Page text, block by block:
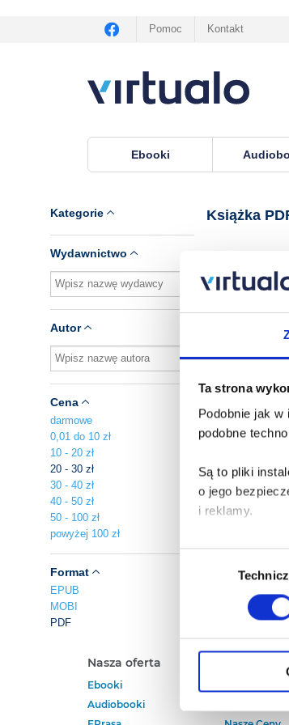
Ta strona
Podobnie jak
podobne
Są to pliki
o jego
i reklamy.
Poza plikami,
Twojej zgody.
Każda
Wybór
Pomoc Kontakt
Ebooki
Kategorie
Wydawnictwo
Autor
Cena
darmowe
0,01 do 10 zł
10 - 20 zł
20 - 30 zł
30 - 40 zł
40 - 50 zł
50 - 100 zł
powyżej 100 zł
Format
EPUB
MOBI
PDF
Książka
Nasza oferta
Ebooki
Audiobooki